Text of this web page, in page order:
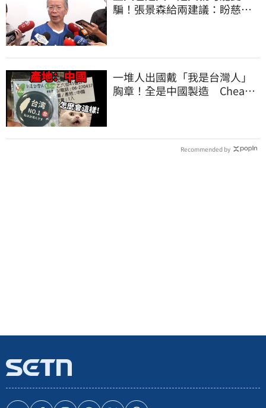
騙！張景森給兩建議：盼慈濟
一堆人出國戴「我是台灣人」
胸章！全是中國製造 Cheap
Recommended by